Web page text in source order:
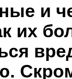
и
их